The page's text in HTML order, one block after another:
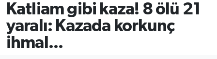
Katliam gibi kaza! 8 ölü 21
yaralı: Kazada korkunç
ihmal...
SİYASET
GÜNDEM
Süper Lig Puan Durumu ve Fikstür
Tüm Manşetler